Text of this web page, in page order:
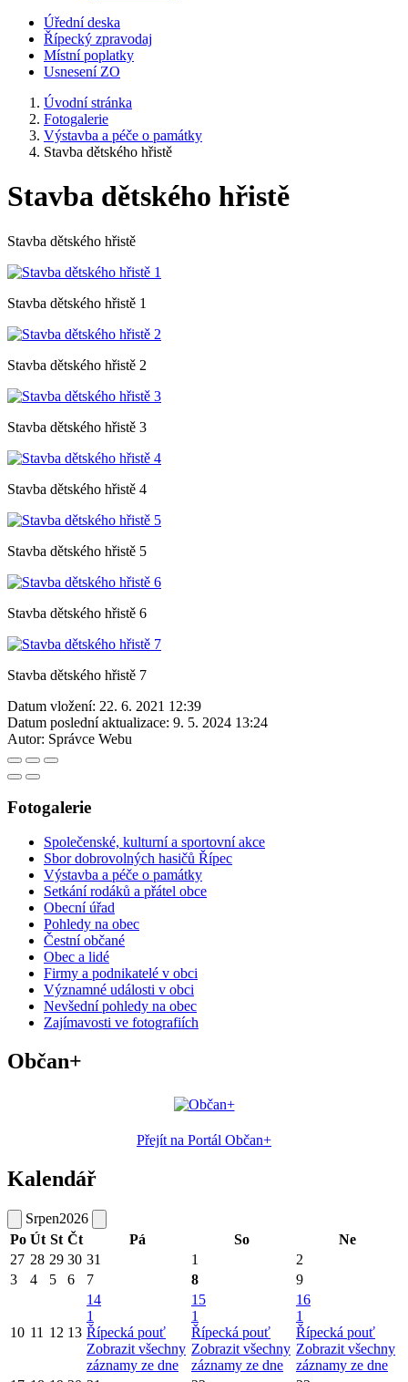
Úřední deska
Řípecký zpravodaj
Místní poplatky
Usnesení ZO
Úvodní stránka
Fotogalerie
Výstavba a péče o památky
Stavba dětského hřistě
Stavba dětského hřistě
Stavba dětského hřistě
Stavba dětského hřistě 1
Stavba dětského hřistě 2
Stavba dětského hřistě 3
Stavba dětského hřistě 4
Stavba dětského hřistě 5
Stavba dětského hřistě 6
Stavba dětského hřistě 7
Datum vložení: 22. 6. 2021 12:39
Datum poslední aktualizace: 9. 5. 2024 13:24
Autor: Správce Webu
Fotogalerie
Společenské, kulturní a sportovní akce
Sbor dobrovolných hasičů Řípec
Výstavba a péče o památky
Setkání rodáků a přátel obce
Obecní úřad
Pohledy na obec
Čestní občané
Obec a lidé
Firmy a podnikatelé v obci
Významné události v obci
Nevšední pohledy na obec
Zajímavosti ve fotografiích
Občan+
Přejít na Portál Občan+
Kalendář
Srpen2026
Po Út St Čt Pá So
Ne
27 28 29 30 31 1
2
3
4 5 6 7 8 9
10 11 12 13
14
1
Řípecká pouť
Zobrazit všechny
záznamy ze dne
15
1
Řípecká pouť
Zobrazit všechny
záznamy ze dne
16
1
Řípecká pouť
Zobrazit všechny
záznamy ze dne